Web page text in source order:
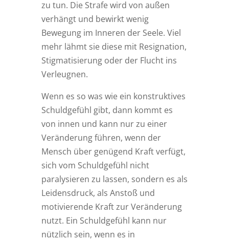
zu tun. Die Strafe wird von außen
verhängt und bewirkt wenig
Bewegung im Inneren der Seele. Viel
mehr lähmt sie diese mit Resignation,
Stigmatisierung oder der Flucht ins
Verleugnen.
Wenn es so was wie ein konstruktives
Schuldgefühl gibt, dann kommt es
von innen und kann nur zu einer
Veränderung führen, wenn der
Mensch über genügend Kraft verfügt,
sich vom Schuldgefühl nicht
paralysieren zu lassen, sondern es als
Leidensdruck, als Anstoß und
motivierende Kraft zur Veränderung
nutzt. Ein Schuldgefühl kann nur
nützlich sein, wenn es in